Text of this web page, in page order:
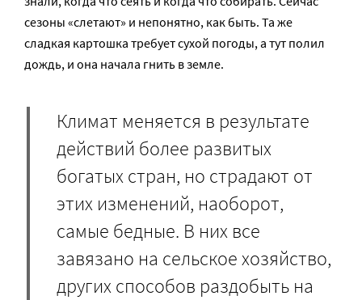
сезоны «слетают» и непонятно, как быть. Та же
сладкая картошка требует сухой погоды, а тут полил
дождь, и она начала гнить в земле.
Климат меняется в результате
действий более развитых
богатых стран, но страдают от
этих изменений, наоборот,
самые бедные. В них все
завязано на сельское хозяйство,
других способов раздобыть на